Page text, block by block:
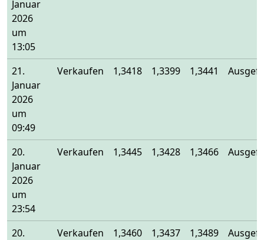
Januar
2026
um
13:05
21.
Januar
2026
um
09:49
Verkaufen 1,3418 1,3399 1,3441
20.
Januar
2026
um
23:54
Verkaufen 1,3445 1,3428 1,3466
20.
Verkaufen 1,3460 1,3437 1,3489